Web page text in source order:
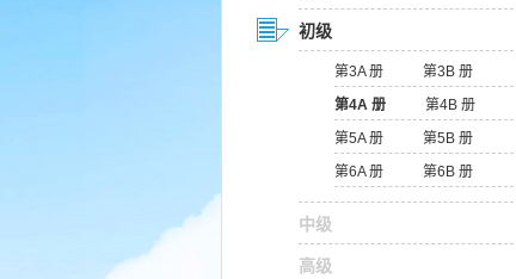
初级
第3A 册
第3B 册
第4A 册
第4B 册
第5A 册
第5B 册
第6A 册
第6B 册
中级
高级